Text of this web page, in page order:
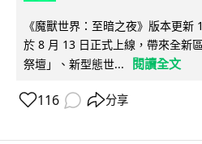
《魔獸世界：至暗之夜》版本更
於 8 月 13 日正式上線，帶來全新
祭壇」、新型態世...
閱讀全文
116 分享